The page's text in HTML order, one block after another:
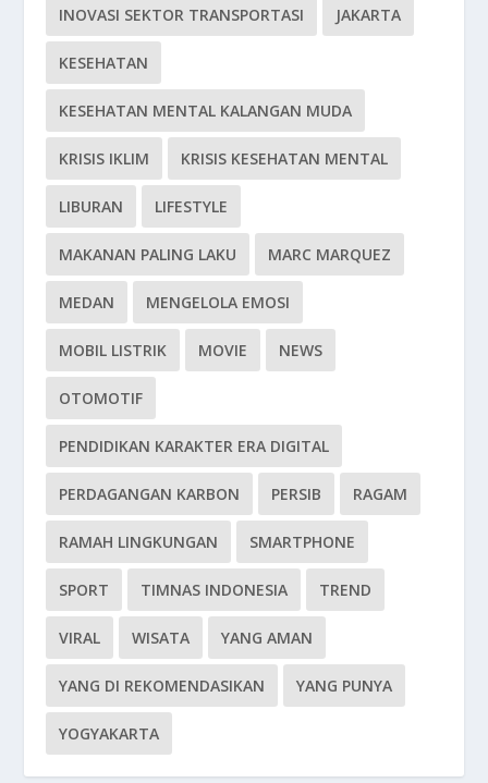
INOVASI SEKTOR TRANSPORTASI JAKARTA
KESEHATAN
KESEHATAN MENTAL KALANGAN MUDA
KRISIS IKLIM KRISIS KESEHATAN MENTAL
LIBURAN LIFESTYLE
MAKANAN PALING LAKU MARC MARQUEZ
MEDAN MENGELOLA EMOSI
MOBIL LISTRIK MOVIE NEWS
OTOMOTIF
PENDIDIKAN KARAKTER ERA DIGITAL
PERDAGANGAN KARBON PERSIB RAGAM
RAMAH LINGKUNGAN SMARTPHONE
SPORT TIMNAS INDONESIA TREND
VIRAL WISATA YANG AMAN
YANG DI REKOMENDASIKAN YANG PUNYA
YOGYAKARTA